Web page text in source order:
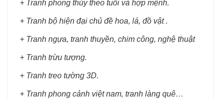
+ Tranh phong thủy theo tuổi và hợp mệnh.
+ Tranh bộ hiện đại chủ đề hoa, lá, đồ vật .
+ Tranh ngựa, tranh thuyền, chim công, nghệ thuật
+ Tranh trừu tượng.
+ Tranh treo tường 3D.
+ Tranh phong cảnh việt nam, tranh làng quê…